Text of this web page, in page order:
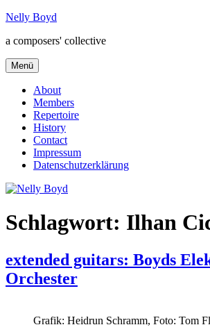
Zum
springen
Nelly Boyd
a composers' collective
Menü
About
Members
Repertoire
History
Contact
Impressum
Datenschutzerklärung
Schlagwort: Ilhan
extended guitars: Boyds
Orchester
Grafik: Heidrun Schramm, Foto: Tom